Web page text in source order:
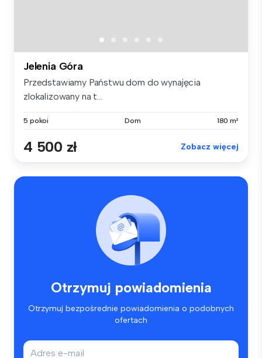
Jelenia Góra
Przedstawiamy Państwu dom do wynajęcia
zlokalizowany na t...
5 pokoi Dom 180 m²
4 500 zł Zobacz więcej
Otrzymuj powiadomienia
Otrzymuj bezpośrednie powiadomienia o podobnych
ofertach